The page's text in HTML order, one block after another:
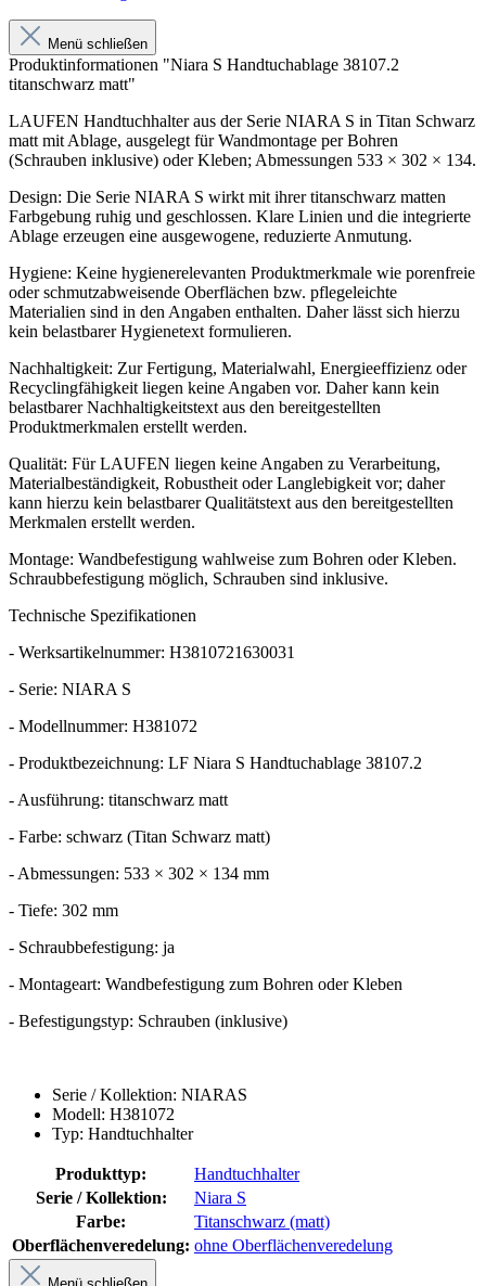
Menü schließen
Produktinformationen "Niara S Handtuchablage 38107.2
titanschwarz matt"
LAUFEN Handtuchhalter aus der Serie NIARA S in Titan Schwarz
matt mit Ablage, ausgelegt für Wandmontage per Bohren
(Schrauben inklusive) oder Kleben; Abmessungen 533 × 302 × 134.
Design: Die Serie NIARA S wirkt mit ihrer titanschwarz matten
Farbgebung ruhig und geschlossen. Klare Linien und die integrierte
Ablage erzeugen eine ausgewogene, reduzierte Anmutung.
Hygiene: Keine hygienerelevanten Produktmerkmale wie porenfreie
oder schmutzabweisende Oberflächen bzw. pflegeleichte
Materialien sind in den Angaben enthalten. Daher lässt sich hierzu
kein belastbarer Hygienetext formulieren.
Nachhaltigkeit: Zur Fertigung, Materialwahl, Energieeffizienz oder
Recyclingfähigkeit liegen keine Angaben vor. Daher kann kein
belastbarer Nachhaltigkeitstext aus den bereitgestellten
Produktmerkmalen erstellt werden.
Qualität: Für LAUFEN liegen keine Angaben zu Verarbeitung,
Materialbeständigkeit, Robustheit oder Langlebigkeit vor; daher
kann hierzu kein belastbarer Qualitätstext aus den bereitgestellten
Merkmalen erstellt werden.
Montage: Wandbefestigung wahlweise zum Bohren oder Kleben.
Schraubbefestigung möglich, Schrauben sind inklusive.
Technische Spezifikationen
- Werksartikelnummer: H3810721630031
- Serie: NIARA S
- Modellnummer: H381072
- Produktbezeichnung: LF Niara S Handtuchablage 38107.2
- Ausführung: titanschwarz matt
- Farbe: schwarz (Titan Schwarz matt)
- Abmessungen: 533 × 302 × 134 mm
- Tiefe: 302 mm
- Schraubbefestigung: ja
- Montageart: Wandbefestigung zum Bohren oder Kleben
- Befestigungstyp: Schrauben (inklusive)
Serie / Kollektion: NIARAS
Modell: H381072
Typ: Handtuchhalter
Produkttyp:
Handtuchhalter
Serie / Kollektion:
Niara S
Farbe:
Titanschwarz (matt)
Oberflächenveredelung: ohne Oberflächenveredelung